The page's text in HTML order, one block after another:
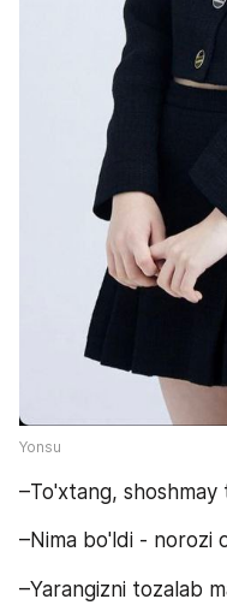
Yonsu
–To'xtang,
–Nima bo'ldi - norozi
–Yarangizni tozalab